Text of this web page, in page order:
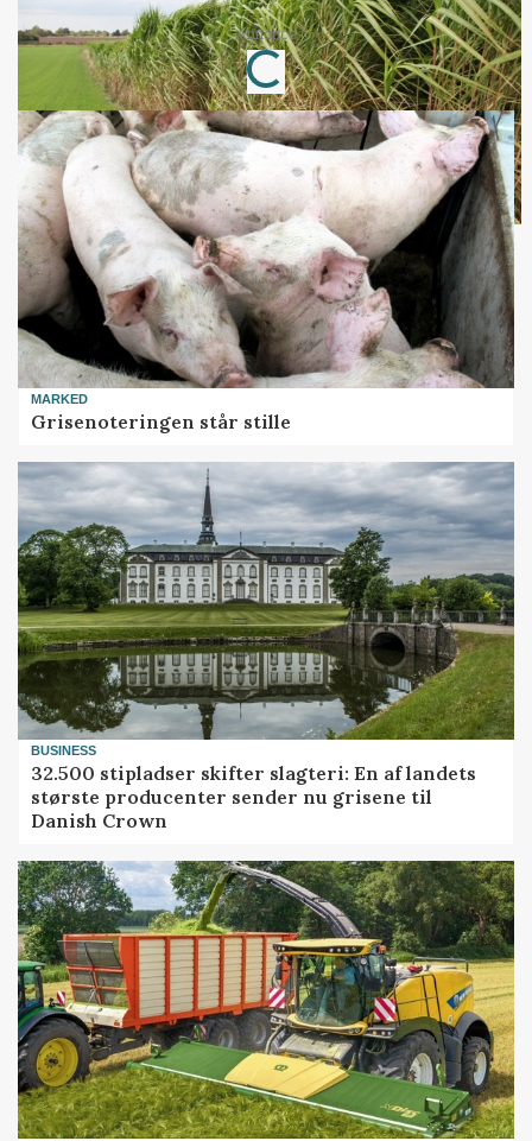
Annonce
Loading...
MARKED
Grisenoteringen står stille
BUSINESS
32.500 stipladser skifter slagteri: En af landets
største producenter sender nu grisene til
Danish Crown